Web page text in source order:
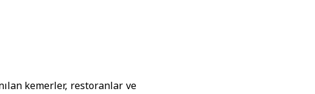
kemerler, restoranlar ve